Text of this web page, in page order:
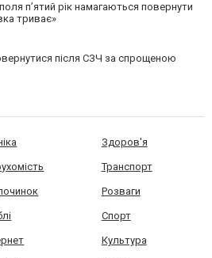
пʼятий рік намагаються повернути
триває»
після СЗЧ за спрощеною
Здоров'я
Транспорт
Розваги
Спорт
Культура